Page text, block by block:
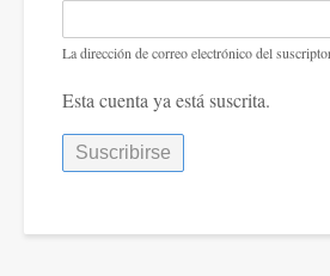
La dirección de correo electrónico del
Esta cuenta ya está suscrita.